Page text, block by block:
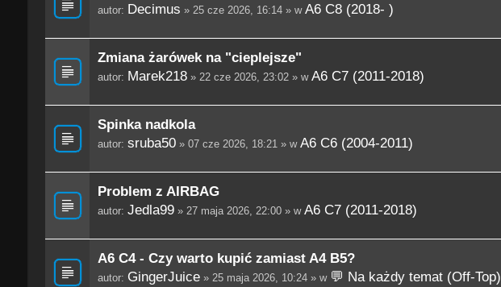
autor: Decimus » 25 cze 2026, 16:14 » w A6 C8 (2018- )
Zmiana żarówek na "cieplejsze"
autor: Marek218» 22 cze 2026, 23:02 » w A6 C7 (2011-2018)
Spinka nadkola
autor: sruba50» 07 cze 2026, 18:21 » w A6 C6 (2004-2011)
Problem z AIRBAG
autor: Jedla99» 27 maja 2026, 22:00 » w A6 C7 (2011-2018)
A6 C4 - Czy warto kupić zamiast A4 B5?
autor: GingerJuice» 25 maja 2026, 10:24 » w 💬 Na każdy temat (Off-Top)